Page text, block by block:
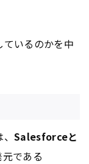
ているのかを中
、Salesforceと
である